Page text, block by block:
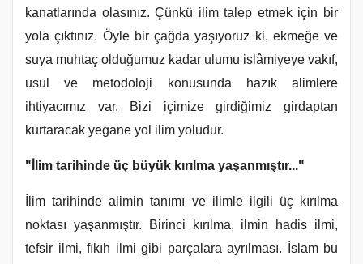
kanatlarında olasınız. Çünkü ilim talep etmek için bir
yola çıktınız. Öyle bir çağda yaşıyoruz ki, ekmeğe ve
suya muhtaç olduğumuz kadar ulumu islâmiyeye vakıf,
usul ve metodoloji konusunda hazık alimlere
ihtiyacımız var. Bizi içimize girdiğimiz girdaptan
kurtaracak yegane yol ilim yoludur.
"İlim tarihinde üç büyük kırılma yaşanmıştır..."
İlim tarihinde alimin tanımı ve ilimle ilgili üç kırılma
noktası yaşanmıştır. Birinci kırılma, ilmin hadis ilmi,
tefsir ilmi, fıkıh ilmi gibi parçalara ayrılması. İslam bu